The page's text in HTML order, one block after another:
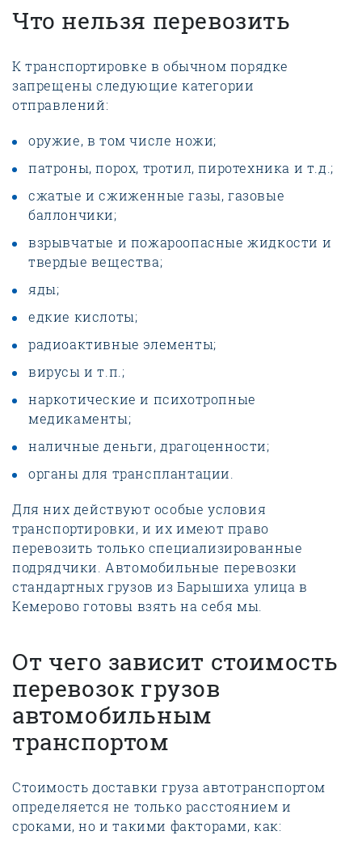
Что нельзя перевозить
К транспортировке в обычном порядке
запрещены следующие категории
отправлений:
оружие, в том числе ножи;
патроны, порох, тротил, пиротехника и т.д.;
сжатые и сжиженные газы, газовые
баллончики;
взрывчатые и пожароопасные жидкости и
твердые вещества;
яды;
едкие кислоты;
радиоактивные элементы;
вирусы и т.п.;
наркотические и психотропные
медикаменты;
наличные деньги, драгоценности;
органы для трансплантации.
Для них действуют особые условия
транспортировки, и их имеют право
перевозить только специализированные
подрядчики. Автомобильные перевозки
стандартных грузов из Барышиха улица в
Кемерово готовы взять на себя мы.
От чего зависит стоимость
перевозок грузов
автомобильным
транспортом
Стоимость доставки груза автотранспортом
определяется не только расстоянием и
сроками, но и такими факторами, как: